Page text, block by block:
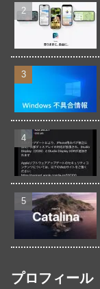
プロフィール